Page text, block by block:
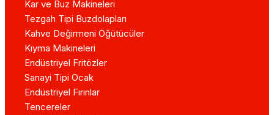
Kar ve Buz Makineleri
Tezgah Tipi Buzdolapları
Kahve Değirmeni Öğütücüler
Kıyma Makineleri
Endüstriyel Fritözler
Sanayi Tipi Ocak
Endüstriyel Fırınlar
Tencereler